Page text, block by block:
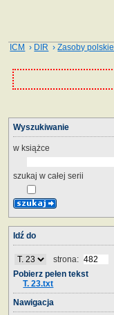
ICM › DIR ›Zasoby polskie
Wyszukiwanie
w książce
szukaj w całej serii
Idź do
strona:
Pobierz pełen tekst
T. 23.txt
Nawigacja